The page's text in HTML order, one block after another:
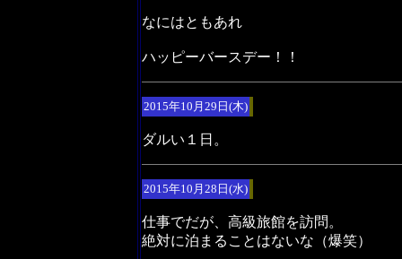
なにはともあれ
ハッピーバースデー！！
2015年10月29日(木)
ダルい１日。
2015年10月28日(水)
仕事でだが、高級旅館を訪問。
絶対に泊まることはないな（爆笑）